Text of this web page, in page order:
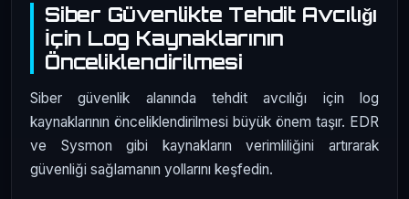
Siber Güvenlikte Tehdit Avcılığı
İçin Log Kaynaklarının
Önceliklendirilmesi
Siber güvenlik alanında tehdit avcılığı için log
kaynaklarının önceliklendirilmesi büyük önem taşır. EDR
ve Sysmon gibi kaynakların verimliliğini artırarak
güvenliği sağlamanın yollarını keşfedin.